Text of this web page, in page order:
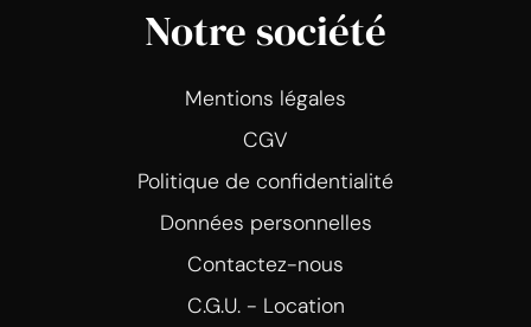
Notre société
Mentions légales
CGV
Politique de confidentialité
Données personnelles
Contactez-nous
C.G.U. - Location